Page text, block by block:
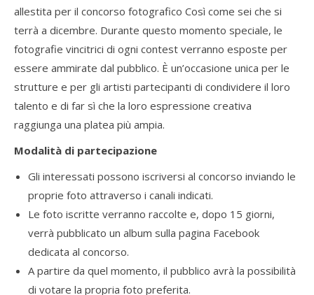
allestita per il concorso fotografico Così come sei che si
terrà a dicembre. Durante questo momento speciale, le
fotografie vincitrici di ogni contest verranno esposte per
essere ammirate dal pubblico. È un’occasione unica per le
strutture e per gli artisti partecipanti di condividere il loro
talento e di far sì che la loro espressione creativa
raggiunga una platea più ampia.
Modalità di partecipazione
Gli interessati possono iscriversi al concorso inviando le
proprie foto attraverso i canali indicati.
Le foto iscritte verranno raccolte e, dopo 15 giorni,
verrà pubblicato un album sulla pagina Facebook
dedicata al concorso.
A partire da quel momento, il pubblico avrà la possibilità
di votare la propria foto preferita.